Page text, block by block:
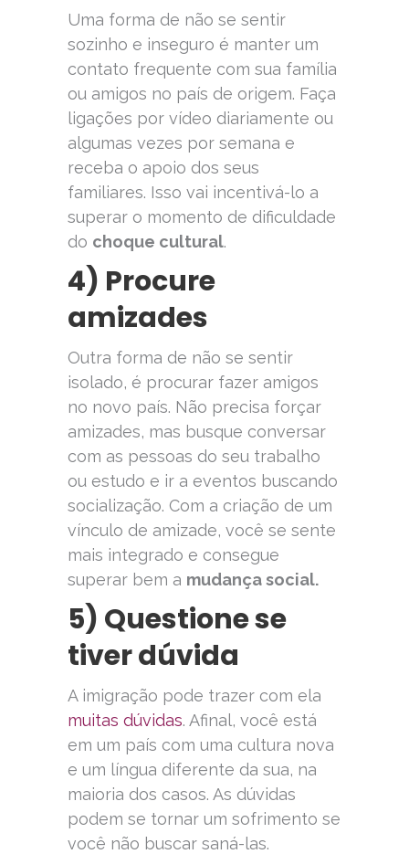
Uma forma de não se sentir
sozinho e inseguro é manter um
contato frequente com sua família
ou amigos no país de origem. Faça
ligações por vídeo diariamente ou
algumas vezes por semana e
receba o apoio dos seus
familiares. Isso vai incentivá-lo a
superar o momento de dificuldade
do choque cultural.
4) Procure
amizades
Outra forma de não se sentir
isolado, é procurar fazer amigos
no novo país. Não precisa forçar
amizades, mas busque conversar
com as pessoas do seu trabalho
ou estudo e ir a eventos buscando
socialização. Com a criação de um
vínculo de amizade, você se sente
mais integrado e consegue
superar bem a mudança social.
5) Questione se
tiver dúvida
A imigração pode trazer com ela
muitas dúvidas. Afinal, você está
em um país com uma cultura nova
e um língua diferente da sua, na
maioria dos casos. As dúvidas
podem se tornar um sofrimento se
você não buscar saná-las.